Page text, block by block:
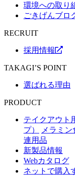
環境への取り
ごきげんブロ
RECRUIT
採用情報
TAKAGI’S POINT
選ばれる理由
PRODUCT
テイクアウト
プ）
メラミ
連用品
新製品情報
Webカタログ
ネットで購入